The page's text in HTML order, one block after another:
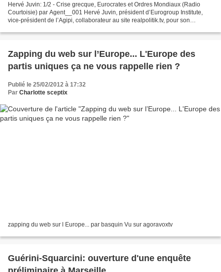
Hervé Juvin: 1/2 - Crise grecque, Eurocrates et Ordres Mondiaux (Radio
Courtoisie) par Agent__001 Hervé Juvin, président d’Eurogroup Institute,
vice-président de l’Agipi, collaborateur au site realpolitik.tv, pour son
Zapping du web sur l’Europe... L'Europe des
partis uniques ça ne vous rappelle rien ?
Publié le 25/02/2012 à 17:32
Par Charlotte sceptix
zapping du web sur l Europe... par basquin Vu sur agoravoxtv
Guérini-Squarcini: ouverture d'une enquête